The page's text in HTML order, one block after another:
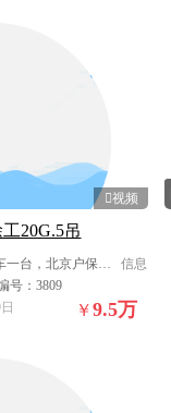
20G.5吊
一台，北京户保… 信息
号：3809
￥9.5万